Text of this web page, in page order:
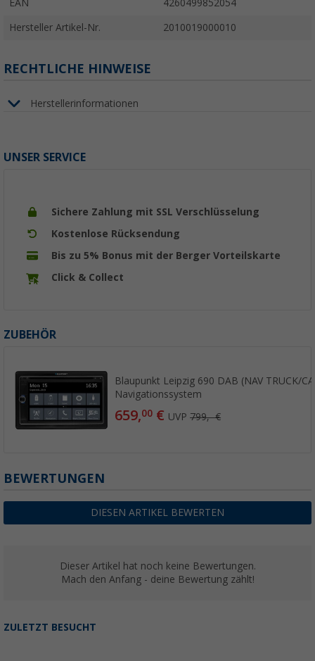
EAN 4260499852054
Hersteller Artikel-Nr. 2010019000010
RECHTLICHE HINWEISE
Herstellerinformationen
UNSER SERVICE
Sichere Zahlung mit SSL Verschlüsselung
Kostenlose Rücksendung
Bis zu 5% Bonus mit der Berger Vorteilskarte
Click & Collect
ZUBEHÖR
Blaupunkt Leipzig 690 DAB (NAV TRUCK/
Navigationssystem
659,00 € UVP799,- €
BEWERTUNGEN
DIESEN ARTIKEL BEWERTEN
Dieser Artikel hat noch keine Bewertungen.
Mach den Anfang - deine Bewertung zählt!
ZULETZT BESUCHT